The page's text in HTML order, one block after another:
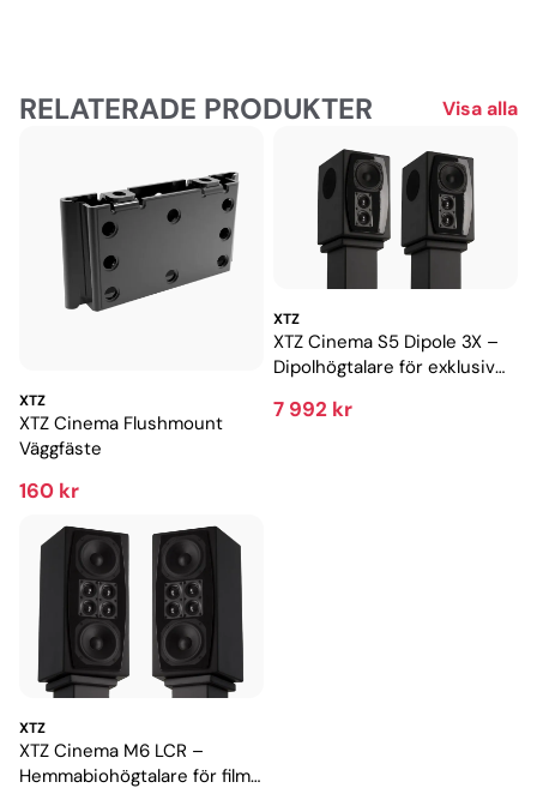
RELATERADE PRODUKTER Visa alla
XTZ
XTZ Cinema Flushmount
Väggfäste
160 kr
XTZ
XTZ Cinema S5 Dipole 3X –
Dipolhögtalare för exklusiv
7 992 kr
XTZ
XTZ Cinema M6 LCR –
Hemmabiohögtalare för film